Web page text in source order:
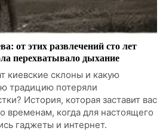
от этих развлечений сто лет
перехватывало дыхание
киевские склоны и какую
традицию потеряли
История, которая заставит вас
временам, когда для настоящего
гаджеты и интернет.